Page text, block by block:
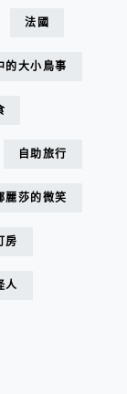
法國
的大小鳥事
自助旅行
麗莎的微笑
房
人